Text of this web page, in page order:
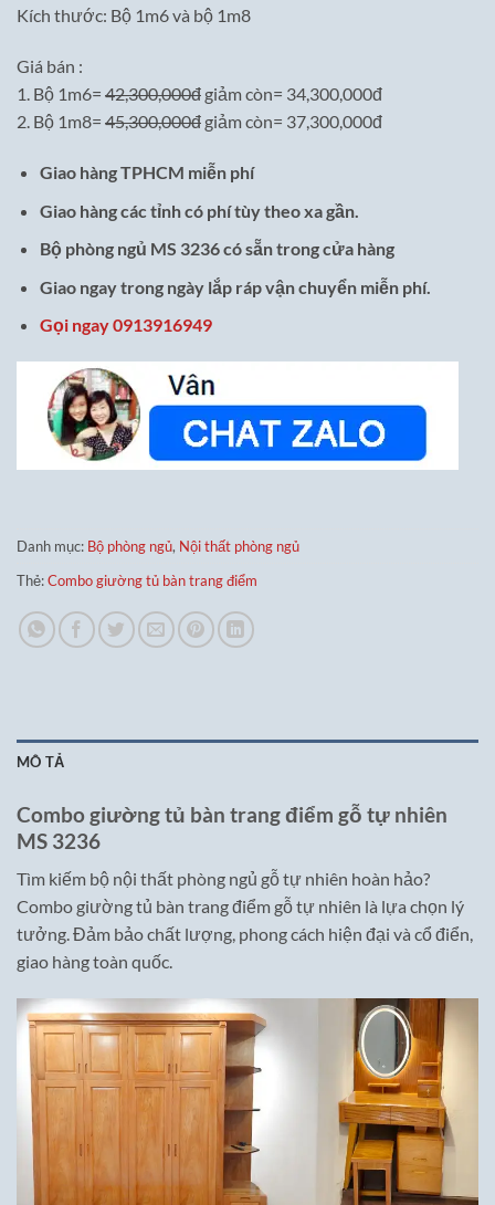
Kích thước: Bộ 1m6 và bộ 1m8
Giá bán :
1. Bộ 1m6= 42,300,000đ giảm còn= 34,300,000đ
2. Bộ 1m8= 45,300,000đ giảm còn= 37,300,000đ
Giao hàng TPHCM miễn phí
Giao hàng các tỉnh có phí tùy theo xa gần.
Bộ phòng ngủ MS 3236 có sẵn trong cửa hàng
Giao ngay trong ngày lắp ráp vận chuyển miễn phí.
Gọi ngay 0913916949
Danh mục: Bộ phòng ngủ, Nội thất phòng ngủ
Thẻ:Combo giường tủ bàn trang điểm
MÔ TẢ
Combo giường tủ bàn trang điểm gỗ tự nhiên
MS 3236
Tìm kiếm bộ nội thất phòng ngủ gỗ tự nhiên hoàn hảo?
Combo giường tủ bàn trang điểm gỗ tự nhiên là lựa chọn lý
tưởng. Đảm bảo chất lượng, phong cách hiện đại và cổ điển,
giao hàng toàn quốc.